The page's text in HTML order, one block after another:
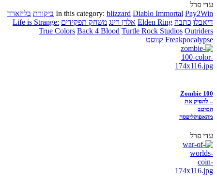
עדי פרל
In this category: blizzard Diablo Immortal Pay2Win ביקורת בליזארד
דיאבלו כתבה Elden Ring אלדן רינג משחק תפקידים Life is Strange:
True Colors Back 4 Blood Turtle Rock Studios Outriders
Freakpocalypse קווסט
Zombie 100
– להפיק את
המיטב
מהאפוקליפסה
עדי פרל